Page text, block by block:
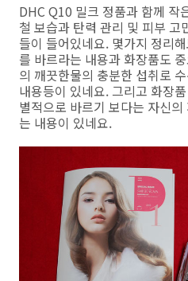
DHC Q10 밀크 정품과 함께 작
철 보습과 탄력 관리 및 피부 고
들이 들어있네요. 몇가지 정리
를 바르라는 내용과 화장품도
의 깨끗한물의 충분한 섭취로
내용등이 있네요. 그리고 화장
별적으로 바르기 보다는 자신
는 내용이 있네요.